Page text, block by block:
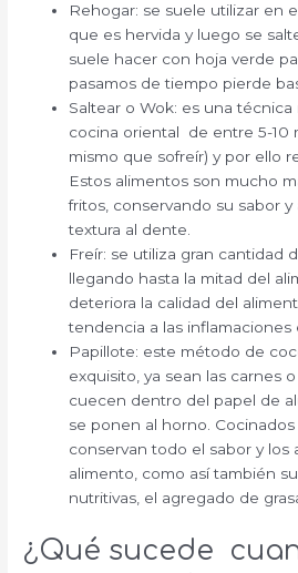
Rehogar: se suele utilizar en
que es hervida y luego se
suele hacer con hoja verde
pasamos de tiempo pierde
Saltear o Wok: es una
cocina oriental de entre 5-10
mismo que sofreír) y por ello
Estos alimentos son mucho
fritos, conservando su sabor
textura al dente.
Freír: se utiliza gran cantidad
llegando hasta la mitad del
deteriora la calidad del
tendencia a las inflamaciones
Papillote: este método de
exquisito, ya sean las carnes
cuecen dentro del papel de
se ponen al horno.
conservan todo el sabor y los
alimento, como así también
nutritivas, el agregado de
¿Qué sucede